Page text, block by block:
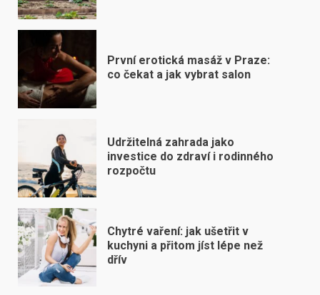
První erotická masáž v Praze:
co čekat a jak vybrat salon
Udržitelná zahrada jako
investice do zdraví i rodinného
rozpočtu
Chytré vaření: jak ušetřit v
kuchyni a přitom jíst lépe než
dřív